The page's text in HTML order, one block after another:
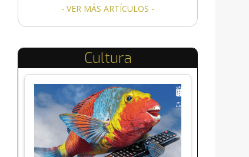
- VER MÁS ARTÍCULOS -
Cultura